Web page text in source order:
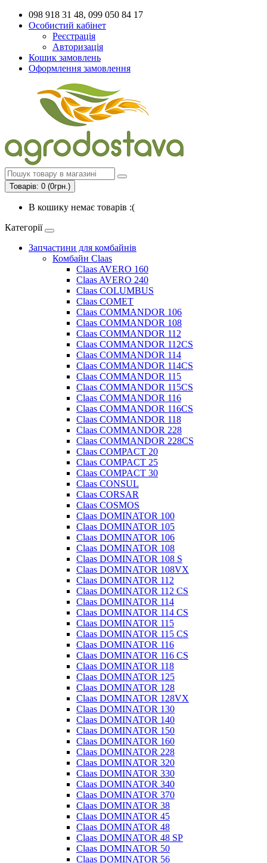
098 918 31 48, 099 050 84 17
Особистий кабінет
Реєстрація
Авторизація
Кошик замовлень
Оформлення замовлення
Товарів: 0 (0грн.)
В кошику немає товарів :(
Категорії
Запчастини для комбайнів
Комбайн Claas
Claas AVERO 160
Claas AVERO 240
Claas COLUMBUS
Claas COMET
Claas COMMANDOR 106
Claas COMMANDOR 108
Claas COMMANDOR 112
Claas COMMANDOR 112CS
Claas COMMANDOR 114
Claas COMMANDOR 114CS
Claas COMMANDOR 115
Claas COMMANDOR 115CS
Claas COMMANDOR 116
Claas COMMANDOR 116CS
Claas COMMANDOR 118
Claas COMMANDOR 228
Claas COMMANDOR 228CS
Claas COMPACT 20
Claas COMPACT 25
Claas COMPACT 30
Claas CONSUL
Claas CORSAR
Claas COSMOS
Claas DOMINATOR 100
Claas DOMINATOR 105
Claas DOMINATOR 106
Claas DOMINATOR 108
Claas DOMINATOR 108 S
Claas DOMINATOR 108VX
Claas DOMINATOR 112
Claas DOMINATOR 112 CS
Claas DOMINATOR 114
Claas DOMINATOR 114 CS
Claas DOMINATOR 115
Claas DOMINATOR 115 CS
Claas DOMINATOR 116
Claas DOMINATOR 116 CS
Claas DOMINATOR 118
Claas DOMINATOR 125
Claas DOMINATOR 128
Claas DOMINATOR 128VX
Claas DOMINATOR 130
Claas DOMINATOR 140
Claas DOMINATOR 150
Claas DOMINATOR 160
Claas DOMINATOR 228
Claas DOMINATOR 320
Claas DOMINATOR 330
Claas DOMINATOR 340
Claas DOMINATOR 370
Claas DOMINATOR 38
Claas DOMINATOR 45
Claas DOMINATOR 48
Claas DOMINATOR 48 SP
Claas DOMINATOR 50
Claas DOMINATOR 56